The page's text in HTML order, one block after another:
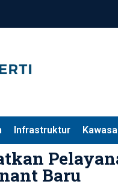
Infrastruktur
Baru